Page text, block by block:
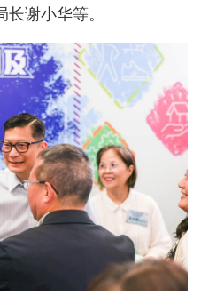
谢小华等。